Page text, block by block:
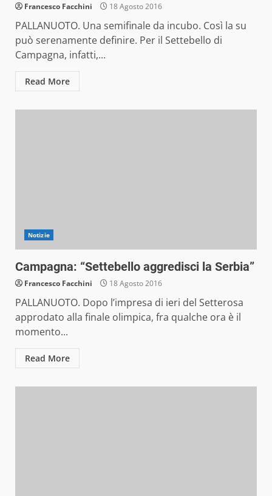
Francesco Facchini 18 Agosto 2016
PALLANUOTO. Una semifinale da incubo. Così la su
può serenamente definire. Per il Settebello di
Campagna, infatti,...
Read More
Notizie
Campagna: “Settebello aggredisci la Serbia”
Francesco Facchini 18 Agosto 2016
PALLANUOTO. Dopo l’impresa di ieri del Setterosa
approdato alla finale olimpica, fra qualche ora è il
momento...
Read More